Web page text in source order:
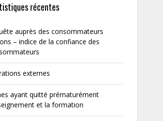
récentes
auprès des consommateurs
– indice de la confiance des
externes
ayant quitté prématurément
et la formation